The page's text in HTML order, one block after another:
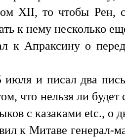
XII, то чтобы Рен,
к нему несколько
к Апраксину о
и писал два
что нельзя ли
с казаками etc., о
к Митаве генерал-